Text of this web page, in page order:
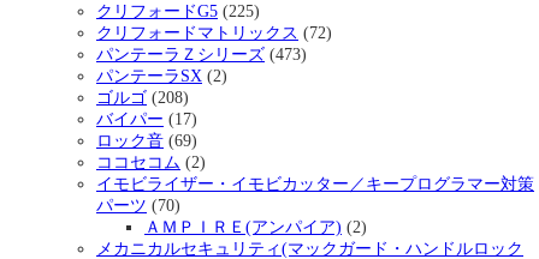
クリフォードG5 (225)
クリフォードマトリックス (72)
パンテーラＺシリーズ (473)
パンテーラSX (2)
ゴルゴ (208)
バイパー (17)
ロック音 (69)
ココセコム (2)
イモビライザー・イモビカッター／キープログラマー対策
パーツ (70)
ＡＭＰＩＲＥ(アンパイア) (2)
メカニカルセキュリティ(マックガード・ハンドルロック